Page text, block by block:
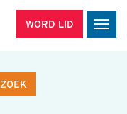
WORD LID
ZOEK